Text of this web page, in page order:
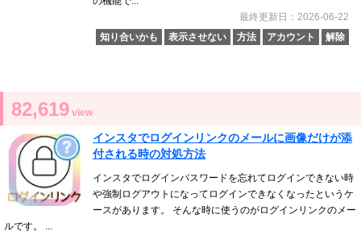
最終更新日：2026-06-22
知り合いかも
表示させない 方法 アカウント 解除
82,619 view
インスタでログインリンクのメールに画像だけが添
付される時の対処方法
インスタでログインパスワードを忘れてログインできない時
や強制ログアウトになってログインできなくなったというケ
ースがあります。 そんな時に使うのがログインリンクのメー
ルです。 ...